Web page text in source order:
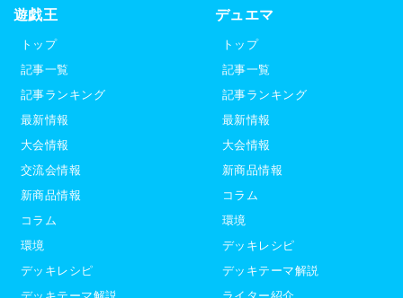
遊戯王
トップ
記事一覧
記事ランキング
最新情報
大会情報
交流会情報
新商品情報
コラム
環境
デッキレシピ
デュエマ
トップ
記事一覧
記事ランキング
最新情報
大会情報
新商品情報
コラム
環境
デッキレシピ
デッキテーマ解説